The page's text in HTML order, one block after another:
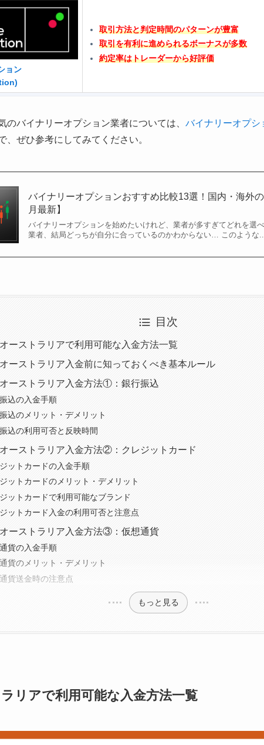
ョン
取引方法と判定時間のパターンが豊富
取引を有利に進められるボーナスが多数
約定率はトレーダーから好評価
のバイナリーオプション業者については、 バイナリーオプシ
、ぜひ参考にしてみてください。
バイナリーオプションおすすめ比較13選！国内・海外
月最新】
バイナリーオプションを始めたいけれど、業者が多すぎてどれを選
業者、結局どっちが自分に合っているのかわからない… このような
目次
ーストラリアで利用可能な入金方法一覧
ーストラリア入金前に知っておくべき基本ルール
ーストラリア入金方法①：銀行振込
込の入金手順
込のメリット・デメリット
込の利用可否と反映時間
ーストラリア入金方法②：クレジットカード
ットカードの入金手順
ットカードのメリット・デメリット
ットカードで利用可能なブランド
ットカード入金の利用可否と注意点
ーストラリア入金方法③：仮想通貨
貨の入金手順
貨のメリット・デメリット
貨送金時の注意点
もっと見る
リアで利用可能な入金方法一覧